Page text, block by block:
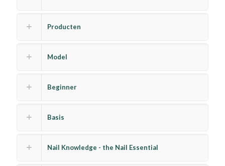
Producten
Model
Beginner
Basis
Nail Knowledge - the Nail Essential